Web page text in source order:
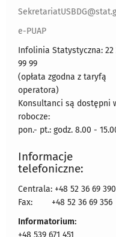
e-PUAP
Infolinia Statystyczna: 22
99 99
(opłata zgodna z taryfą
operatora)
Konsultanci są dostępni
robocze:
pon.- pt.: godz. 8.00 -
Informacje
telefoniczne:
Centrala: +48 52 36 69 390
Fax:
+48 52 36 69 356
Informatorium:
+48 539 671 451